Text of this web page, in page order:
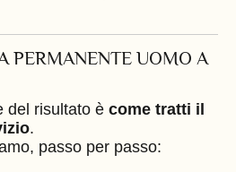
PERMANENTE UOMO A
del risultato è come tratti il
.
passo per passo: